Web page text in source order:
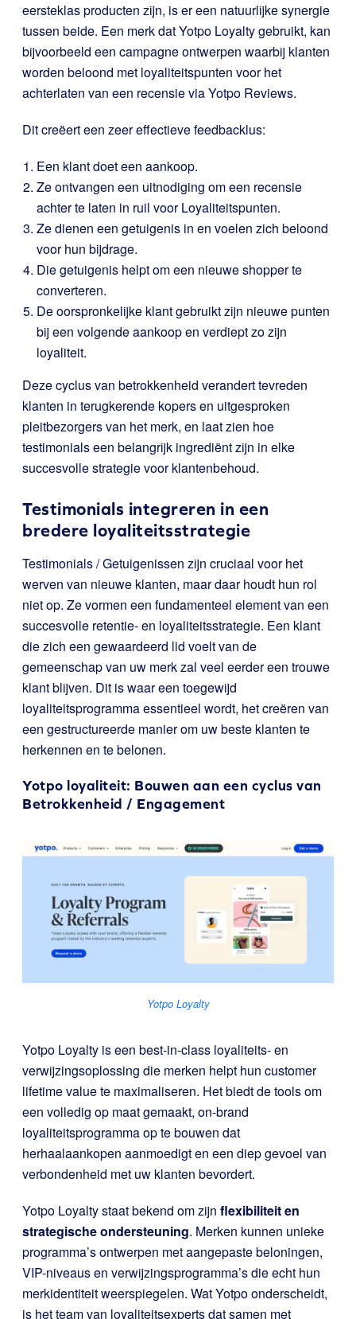
eersteklas producten zijn, is er een natuurlijke synergie
tussen beide. Een merk dat Yotpo Loyalty gebruikt, kan
bijvoorbeeld een campagne ontwerpen waarbij klanten
worden beloond met loyaliteitspunten voor het
achterlaten van een recensie via Yotpo Reviews.
Dit creëert een zeer effectieve feedbacklus:
Een klant doet een aankoop.
Ze ontvangen een uitnodiging om een recensie
achter te laten in ruil voor Loyaliteitspunten.
Ze dienen een getuigenis in en voelen zich beloond
voor hun bijdrage.
Die getuigenis helpt om een nieuwe shopper te
converteren.
De oorspronkelijke klant gebruikt zijn nieuwe punten
bij een volgende aankoop en verdiept zo zijn
loyaliteit.
Deze cyclus van betrokkenheid verandert tevreden
klanten in terugkerende kopers en uitgesproken
pleitbezorgers van het merk, en laat zien hoe
testimonials een belangrijk ingrediënt zijn in elke
succesvolle strategie voor klantenbehoud.
Testimonials integreren in een
bredere loyaliteitsstrategie
Testimonials / Getuigenissen zijn cruciaal voor het
werven van nieuwe klanten, maar daar houdt hun rol
niet op. Ze vormen een fundamenteel element van een
succesvolle retentie- en loyaliteitsstrategie. Een klant
die zich een gewaardeerd lid voelt van de
gemeenschap van uw merk zal veel eerder een trouwe
klant blijven. Dit is waar een toegewijd
loyaliteitsprogramma essentieel wordt, het creëren van
een gestructureerde manier om uw beste klanten te
herkennen en te belonen.
Yotpo loyaliteit: Bouwen aan een cyclus van
Betrokkenheid / Engagement
Yotpo Loyalty
Yotpo Loyalty is een best-in-class loyaliteits- en
verwijzingsoplossing die merken helpt hun customer
lifetime value te maximaliseren. Het biedt de tools om
een volledig op maat gemaakt, on-brand
loyaliteitsprogramma op te bouwen dat
herhaalaankopen aanmoedigt en een diep gevoel van
verbondenheid met uw klanten bevordert.
Yotpo Loyalty staat bekend om zijn flexibiliteit en
strategische ondersteuning. Merken kunnen unieke
programma’s ontwerpen met aangepaste beloningen,
VIP-niveaus en verwijzingsprogramma’s die echt hun
merkidentiteit weerspiegelen. Wat Yotpo onderscheidt,
is het team van loyaliteitsexperts dat samen met